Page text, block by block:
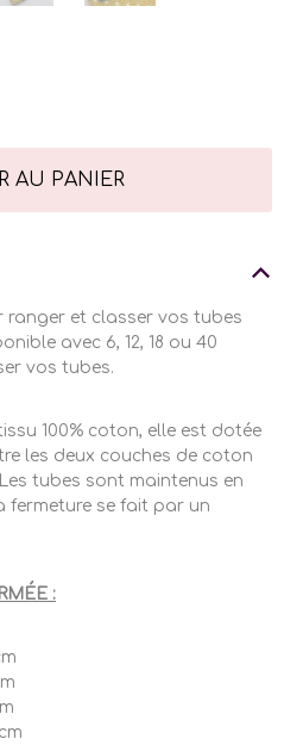
et classer vos tubes
avec 6, 12, 18 ou 40
vos tubes.
100% coton, elle est dotée
les deux couches de coton
tubes sont maintenus en
fermeture se fait par un
: